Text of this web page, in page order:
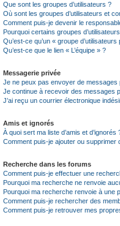
Que sont les groupes d’utilisateurs ?
Où sont les groupes d’utilisateurs et
Comment puis-je devenir le
Pourquoi certains groupes
Qu’est-ce qu’un « groupe
Qu’est-ce que le lien « L’équipe » ?
Messagerie privée
Je ne peux pas envoyer de messages
Je continue à recevoir des messages
J’ai reçu un courrier électronique
Amis et ignorés
À quoi sert ma liste d’amis et d’ignorés
Comment puis-je ajouter ou supprimer
Recherche dans les forums
Comment puis-je effectuer une
Pourquoi ma recherche ne renvoie
Pourquoi ma recherche renvoie à une
Comment puis-je rechercher des
Comment puis-je retrouver mes